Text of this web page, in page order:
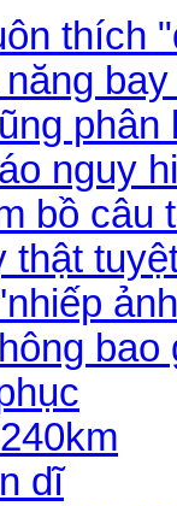
thích
nguy
bồ câu
thật
dĩ